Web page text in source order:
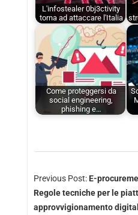
L'infostealer 0bj3ctivity
torna ad attaccare l'Italia
Come proteggersi da
social engineering,
phishing e…
Previous Post: E-
Regole tecniche per le
approvvigionamento